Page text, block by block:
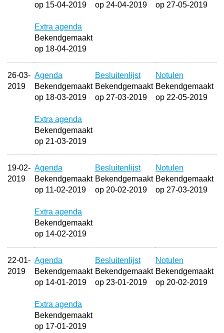
op 15-04-2019
Extra agenda
Bekendgemaakt
op 18-04-2019
op 24-04-2019
op 27-05-2019
26-03-
2019
Agenda
Bekendgemaakt
op 18-03-2019
Extra agenda
Bekendgemaakt
op 21-03-2019
Besluitenlijst
Bekendgemaakt
op 27-03-2019
Notulen
Bekendgemaakt
op 22-05-2019
19-02-
2019
Agenda
Bekendgemaakt
op 11-02-2019
Extra agenda
Bekendgemaakt
op 14-02-2019
Besluitenlijst
Bekendgemaakt
op 20-02-2019
Notulen
Bekendgemaakt
op 27-03-2019
22-01-
2019
Agenda
Bekendgemaakt
op 14-01-2019
Extra agenda
Bekendgemaakt
op 17-01-2019
Besluitenlijst
Bekendgemaakt
op 23-01-2019
Notulen
Bekendgemaakt
op 20-02-2019